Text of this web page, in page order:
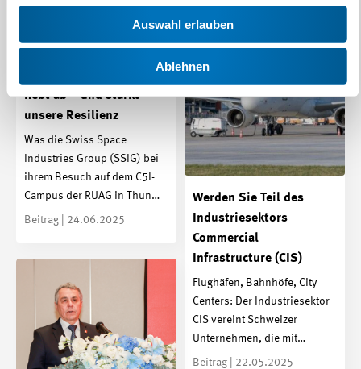
Auswahl erlauben
Ablehnen
hebt ab – und stärkt
unsere Resilienz
Was die Swiss Space
Industries Group (SSIG) bei
ihrem Besuch auf dem C5I-
Campus der RUAG in Thun…
Beitrag | 24.06.2025
Werden Sie Teil des
Industriesektors
Commercial
Infrastructure (CIS)
Flughäfen, Bahnhöfe, City
Centers: Der Industriesektor
CIS vereint Schweizer
Unternehmen, die mit…
Beitrag | 22.05.2025